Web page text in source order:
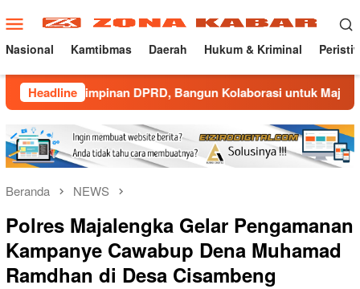
ke
konten
Menu
Mobile
Nasional Kamtibmas Daerah Hukum & Kriminal
Headline
DPRD, Bangun Kolaborasi untuk Majalengka Kondusif
Beranda NEWS
Polres Majalengka Gelar Pengamanan
Kampanye Cawabup Dena Muhamad
Ramdhan di Desa Cisambeng